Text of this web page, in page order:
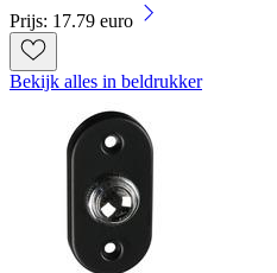
Prijs: 17.79 euro
Bekijk alles in beldrukker